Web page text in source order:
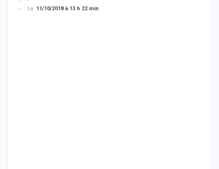
Le 11/10/2018 à 13 h 22 min